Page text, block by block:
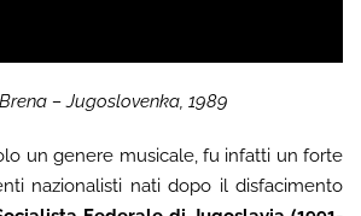
– Jugoslovenka, 1989
un genere musicale, fu infatti un forte
nazionalisti nati dopo il disfacimento